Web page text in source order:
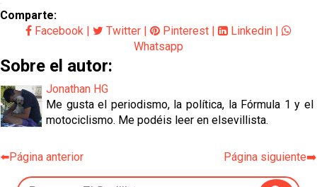
Comparte:
Facebook
Twitter Pinterest Linkedin
Whatsapp
Sobre el autor:
Jonathan HG
Me gusta el periodismo, la política, la Fórmula 1 y el
motociclismo. Me podéis leer en elsevillista.
⬅️Página anterior Página siguiente➡️